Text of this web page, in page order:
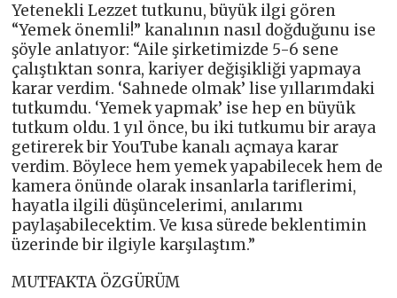
Yetenekli Lezzet tutkunu, büyük ilgi gören
“Yemek önemli!” kanalının nasıl doğduğunu ise
şöyle anlatıyor: “Aile şirketimizde 5-6 sene
çalıştıktan sonra, kariyer değişikliği yapmaya
karar verdim. ‘Sahnede olmak’ lise yıllarımdaki
tutkumdu. ‘Yemek yapmak’ ise hep en büyük
tutkum oldu. 1 yıl önce, bu iki tutkumu bir araya
getirerek bir YouTube kanalı açmaya karar
verdim. Böylece hem yemek yapabilecek hem de
kamera önünde olarak insanlarla tariflerimi,
hayatla ilgili düşüncelerimi, anılarımı
paylaşabilecektim. Ve kısa sürede beklentimin
üzerinde bir ilgiyle karşılaştım.”
MUTFAKTA ÖZGÜRÜM